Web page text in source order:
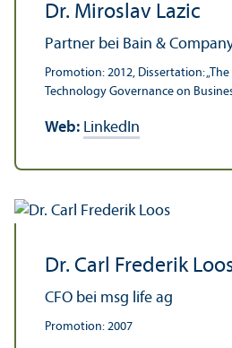
Dr. Miroslav Lazic
Partner bei Bain &
Promotion: 2012, Dissertation:
Technology Governance on
Web: LinkedIn
Dr. Carl Frederik
CFO bei msg life ag
Promotion: 2007